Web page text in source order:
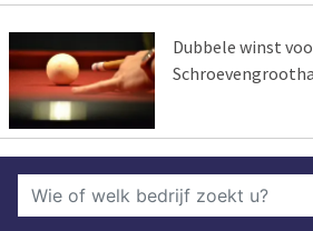
Dubbele winst